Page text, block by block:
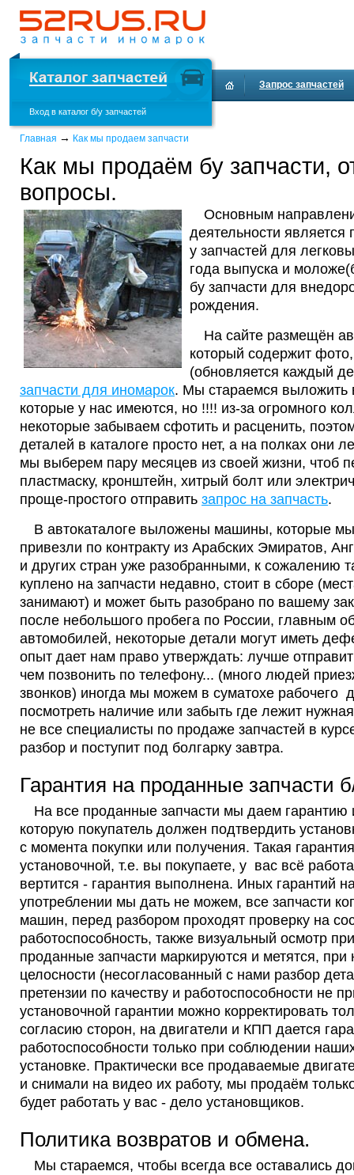
Вход в каталог б/у запчастей
Запрос запчастей
Главная → Как мы продаем запчасти
Как мы продаём бу запчасти,
вопросы.
Основным
деятельности является
у запчастей для
года выпуска и
бу запчасти для
рождения.
На сайте размещён
который содержит
(обновляется каждый
запчасти для иномарок. Мы стараемся выложить
которые у нас имеются, но !!!! из-за огромного
некоторые забываем сфотить и расценить,
деталей в каталоге просто нет, а на полках они
мы выберем пару месяцев из своей жизни, чтоб
пластмаску, кронштейн, хитрый болт или
проще-простого отправить запрос на запчасть.
В автокаталоге выложены машины, которые
привезли по контракту из Арабских Эмиратов,
и других стран уже разобранными, к сожалению
куплено на запчасти недавно, стоит в сборе
занимают) и может быть разобрано по вашему
после небольшого пробега по России, главным
автомобилей, некоторые детали могут иметь
опыт дает нам право утверждать: лучше
чем позвонить по телефону... (много людей
звонков) иногда мы можем в суматохе рабочего
посмотреть наличие или забыть где лежит
не все специалисты по продаже запчастей в
разбор и поступит под болгарку завтра.
Гарантия на проданные запчасти
На все проданные запчасти мы даем гарантию
которую покупатель должен подтвердить
с момента покупки или получения. Такая
установочной, т.е. вы покупаете, у вас всё
вертится - гарантия выполнена. Иных гарантий
употреблении мы дать не можем, все запчасти
машин, перед разбором проходят проверку на
работоспособность, также визуальный осмотр
проданные запчасти маркируются и метятся, при
целосности (несогласованный с нами разбор
претензии по качеству и работоспособности не
установочной гарантии можно корректировать
согласию сторон, на двигатели и КПП дается
работоспособности только при соблюдении
установке. Практически все продаваемые
и снимали на видео их работу, мы продаём
будет работать у вас - дело установщиков.
Политика возвратов и обмена.
Мы стараемся, чтобы всегда все оставались